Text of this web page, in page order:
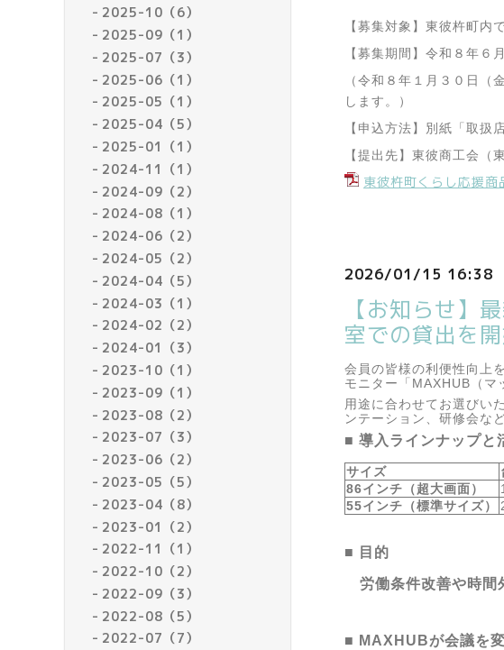
2025-10（6）
2025-09（1）
2025-07（3）
2025-06（1）
2025-05（1）
2025-04（5）
2025-01（1）
2024-11（1）
2024-09（2）
2024-08（1）
2024-06（2）
2024-05（2）
2024-04（5）
2024-03（1）
2024-02（2）
2024-01（3）
2023-10（1）
2023-09（1）
2023-08（2）
2023-07（3）
2023-06（2）
2023-05（5）
2023-04（8）
2023-01（2）
2022-11（1）
2022-10（2）
2022-09（3）
2022-08（5）
2022-07（7）
【募集対象】東彼杵町内
【募集期間】令和８年６
（ 令和８年１月３０日（
します。）
【申込方法】別紙「取扱
【提 出 先】東彼商工会（
東彼杵町くらし応援
2026/01/15 16:38
【お知らせ】
室での貸出を
会員の皆様の利便性向上
モニター「MAXHUB（マ
用途に合わせてお選びい
ンテーション、研修会な
■ 導入ラインナップと
サイズ
86インチ（超大画面）
55インチ（標準サイズ）
■ 目的
労働条件改善や時間
■ MAXHUBが会議を